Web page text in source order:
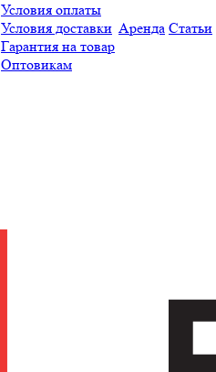
Условия оплаты
Условия доставки
Гарантия на товар
Оптовикам
Аренда Статьи